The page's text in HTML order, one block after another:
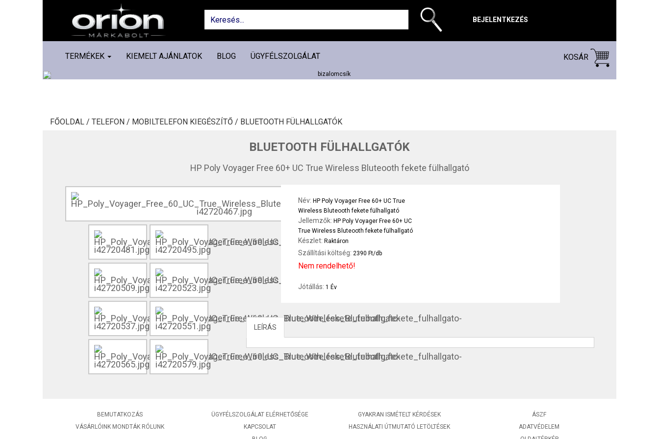
BEJELENTKEZÉS
TERMÉKEK KIEMELT AJÁNLATOK BLOG ÜGYFÉLSZOLGÁLAT KOSÁR
FŐOLDAL / TELEFON / MOBILTELEFON KIEGÉSZÍTŐ / BLUETOOTH FÜLHALLGATÓK
BLUETOOTH FÜLHALLGATÓK
HP Poly Voyager Free 60+ UC True Wireless Bluteooth fekete fülhallgató
Név: HP Poly Voyager Free 60+ UC True
Wireless Bluteooth fekete fülhallgató
Jellemzők: HP Poly Voyager Free 60+ UC
True Wireless Bluteooth fekete fülhallgató
Készlet: Raktáron
Szállítási költség: 2390 Ft/db
Nem rendelhető!
Jótállás: 1 Év
LEÍRÁS
BEMUTATKOZÁS
VÁSÁRLÓINK MONDTÁK RÓLUNK
ÜGYFÉLSZOLGÁLAT ELÉRHETŐSÉGE
KAPCSOLAT
GYAKRAN ISMÉTELT KÉRDÉSEK
HASZNÁLATI ÚTMUTATÓ LETÖLTÉSEK
ÁSZF
ADATVÉDELEM